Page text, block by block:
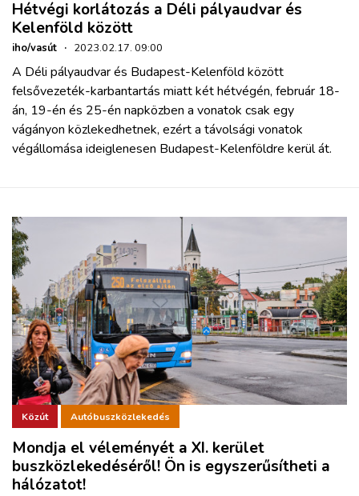
Hétvégi korlátozás a Déli pályaudvar és
Kelenföld között
iho/vasút · 2023.02.17. 09:00
A Déli pályaudvar és Budapest-Kelenföld között
felsővezeték-karbantartás miatt két hétvégén, február 18-
án, 19-én és 25-én napközben a vonatok csak egy
vágányon közlekedhetnek, ezért a távolsági vonatok
végállomása ideiglenesen Budapest-Kelenföldre kerül át.
Közút Autóbuszközlekedés
Mondja el véleményét a XI. kerület
buszközlekedéséről! Ön is egyszerűsítheti a
hálózatot!